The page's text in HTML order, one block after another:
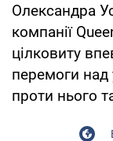
Олександра
компанії
цілковиту
перемоги над
проти нього